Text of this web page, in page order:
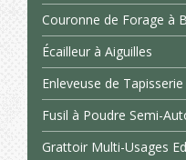
Couronne de Forage à
Écailleur à Aiguilles
Enleveuse de
Fusil à Poudre Semi-
Grattoir Multi-Usages